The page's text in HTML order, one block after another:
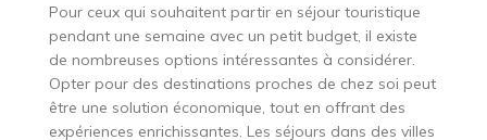
Pour ceux qui souhaitent partir en séjour touristique
pendant une semaine avec un petit budget, il existe
de nombreuses options intéressantes à considérer.
Opter pour des destinations proches de chez soi peut
être une solution économique, tout en offrant des
expériences enrichissantes. Les séjours dans des villes